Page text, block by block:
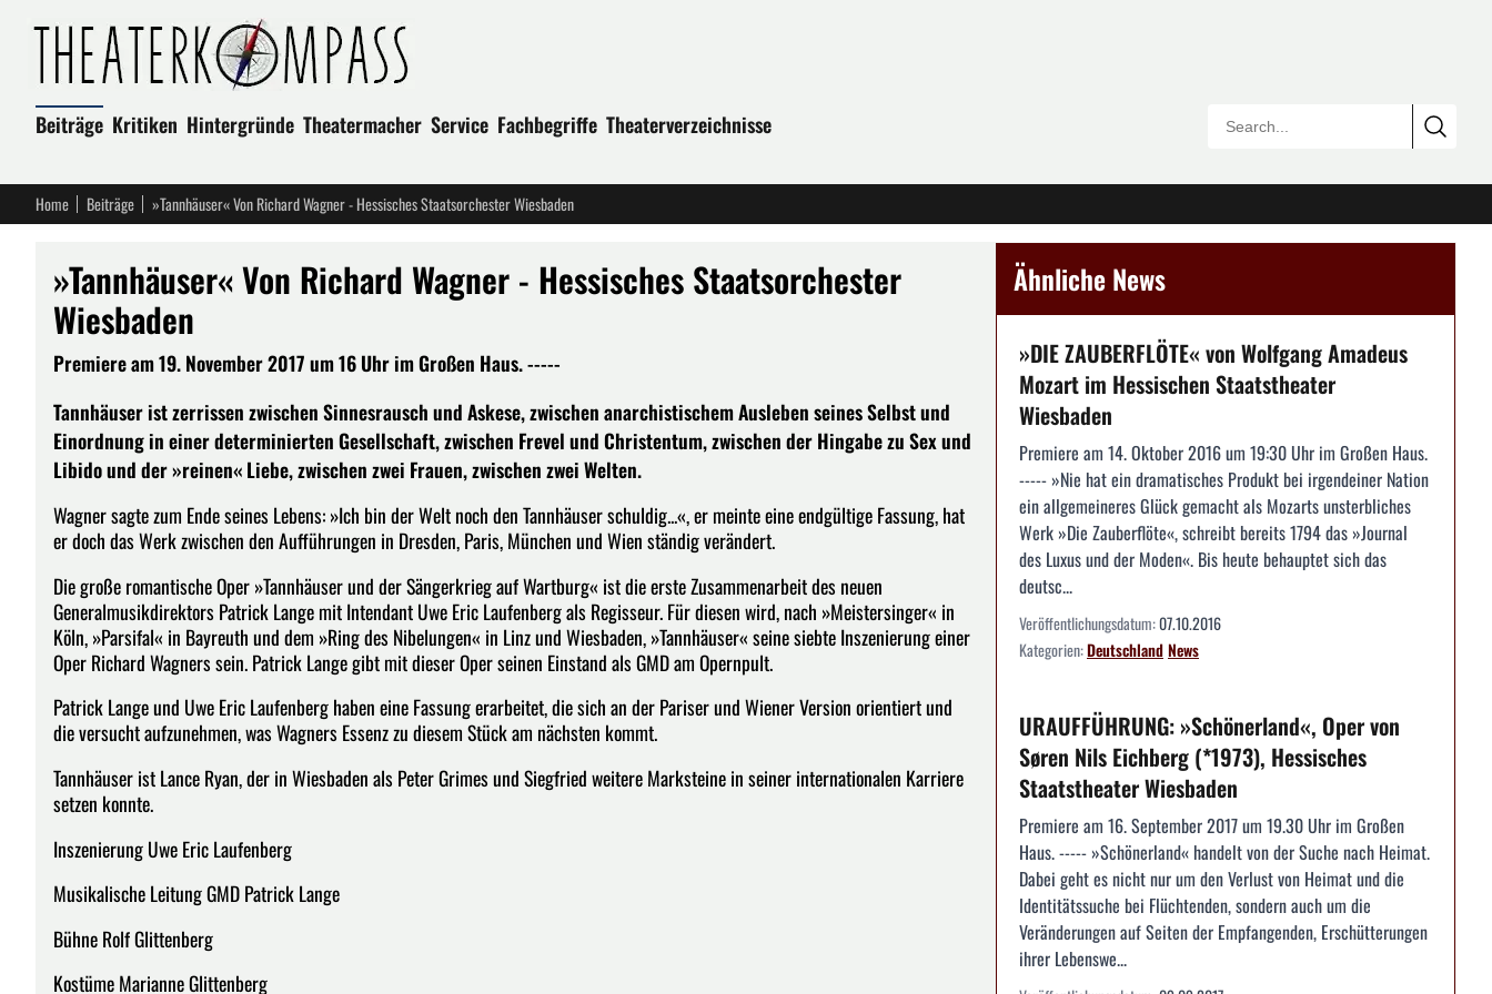
Beiträge Kritiken Hintergründe Theatermacher Service Fachbegriffe Theaterverzeichnisse
Home Beiträge »Tannhäuser« Von Richard Wagner - Hessisches Staatsorchester Wiesbaden
»Tannhäuser« Von Richard Wagner - Hessisches Staatsorchester
Wiesbaden
Premiere am 19. November 2017 um 16 Uhr im Großen Haus. -----
Tannhäuser ist zerrissen zwischen Sinnesrausch und Askese, zwischen anarchistischem Ausleben seines Selbst und
Einordnung in einer determinierten Gesellschaft, zwischen Frevel und Christentum, zwischen der Hingabe zu Sex und
Libido und der »reinen« Liebe, zwischen zwei Frauen, zwischen zwei Welten.
Wagner sagte zum Ende seines Lebens: »Ich bin der Welt noch den Tannhäuser schuldig...«, er meinte eine endgültige Fassung, hat
er doch das Werk zwischen den Aufführungen in Dresden, Paris, München und Wien ständig verändert.
Die große romantische Oper »Tannhäuser und der Sängerkrieg auf Wartburg« ist die erste Zusammenarbeit des neuen
Generalmusikdirektors Patrick Lange mit Intendant Uwe Eric Laufenberg als Regisseur. Für diesen wird, nach »Meistersinger« in
Köln, »Parsifal« in Bayreuth und dem »Ring des Nibelungen« in Linz und Wiesbaden, »Tannhäuser« seine siebte Inszenierung einer
Oper Richard Wagners sein. Patrick Lange gibt mit dieser Oper seinen Einstand als GMD am Opernpult.
Patrick Lange und Uwe Eric Laufenberg haben eine Fassung erarbeitet, die sich an der Pariser und Wiener Version orientiert und
die versucht aufzunehmen, was Wagners Essenz zu diesem Stück am nächsten kommt.
Tannhäuser ist Lance Ryan, der in Wiesbaden als Peter Grimes und Siegfried weitere Marksteine in seiner internationalen Karriere
setzen konnte.
Inszenierung Uwe Eric Laufenberg
Musikalische Leitung GMD Patrick Lange
Bühne Rolf Glittenberg
Kostüme Marianne Glittenberg
Ähnliche News
»DIE ZAUBERFLÖTE« von Wolfgang Amadeus
Mozart im Hessischen Staatstheater
Wiesbaden
Premiere am 14. Oktober 2016 um 19:30 Uhr im Großen Haus.
----- »Nie hat ein dramatisches Produkt bei irgendeiner Nation
ein allgemeineres Glück gemacht als Mozarts unsterbliches
Werk »Die Zauberflöte«, schreibt bereits 1794 das »Journal
des Luxus und der Moden«. Bis heute behauptet sich das
deutsc...
Veröffentlichungsdatum:07.10.2016
Kategorien:DeutschlandNews
URAUFFÜHRUNG: »Schönerland«, Oper von
Søren Nils Eichberg (*1973), Hessisches
Staatstheater Wiesbaden
Premiere am 16. September 2017 um 19.30 Uhr im Großen
Haus. ----- »Schönerland« handelt von der Suche nach Heimat.
Dabei geht es nicht nur um den Verlust von Heimat und die
Identitätssuche bei Flüchtenden, sondern auch um die
Veränderungen auf Seiten der Empfangenden, Erschütterungen
ihrer Lebenswe...